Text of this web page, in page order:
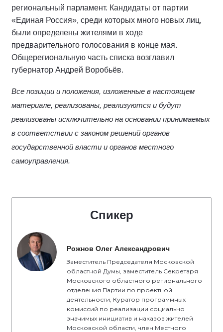
региональный парламент. Кандидаты от партии
«Единая Россия», среди которых много новых лиц,
были определены жителями в ходе
предварительного голосования в конце мая.
Общерегиональную часть списка возглавил
губернатор Андрей Воробьёв.
Все позиции и положения, изложенные в настоящем
материале, реализованы, реализуются и будут
реализованы исключительно на основании принимаемых
в соответствии с законом решений органов
государственной власти и органов местного
самоуправления.
Спикер
Рожнов Олег Александрович
Заместитель Председателя Московской
областной Думы, заместитель Секретаря
Московского областного регионального
отделения Партии по проектной
деятельности, Куратор программных
комиссий по реализации социально
значимых инициатив и наказов жителей
Московской области, член Местного